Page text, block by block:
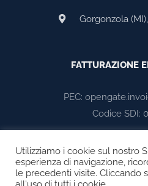
Gorgonzola (MI),
FATTURAZIONE
PEC:
Codice SDI:
Utilizziamo i cookie sul nostro
esperienza di navigazione,
le precedenti visite. Cliccando
all'uso di tutti i cookie.